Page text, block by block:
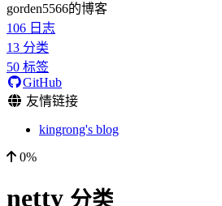
gorden5566的博客
106 日志
13 分类
50 标签
GitHub
友情链接
kingrong's blog
0%
netty 分类